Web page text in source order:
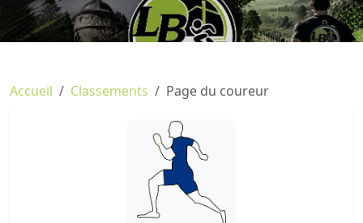
Accueil Classements Page du coureur